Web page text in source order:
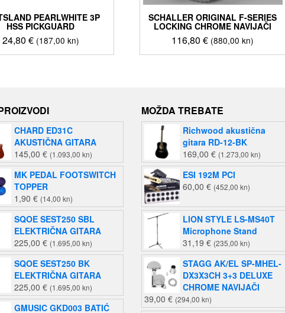
PEARLWHITE 3P
HSS PICKGUARD
24,80 € (187,00 kn)
SCHALLER ORIGINAL F-SERIES
LOCKING CHROME NAVIJAČI
116,80€ (880,00 kn)
CHARD ED31C
AKUSTIČNA GITARA
145,00 € (1.093,00 kn)
MK PEDAL FOOTSWITCH
TOPPER
1,90 € (14,00 kn)
SQOE SEST250 SBL
ELEKTRIČNA GITARA
225,00 € (1.695,00 kn)
SQOE SEST250 BK
ELEKTRIČNA GITARA
225,00 € (1.695,00 kn)
GMUSIC GKD003 BATIĆ
MOŽDA TREBATE
Richwood akustična
gitara RD-12-BK
169,00 € (1.273,00 kn)
ESI 192M PCI
60,00 € (452,00 kn)
LION STYLE LS-MS40T
Microphone Stand
31,19 € (235,00 kn)
STAGG AK/EL SP-MHEL-
DX3X3CH 3+3 DELUXE
CHROME NAVIJAČI
39,00 € (294,00 kn)